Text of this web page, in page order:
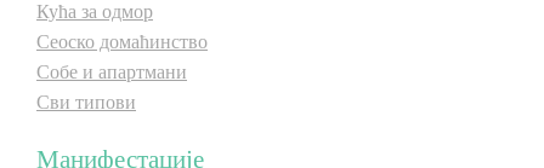
Кућа за одмор
Сеоско домаћинство
Собе и апартмани
Сви типови
Манифестације